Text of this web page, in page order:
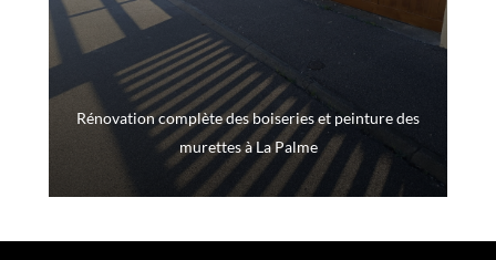
Rénovation complète des boiseries et peinture des
murettes à La Palme